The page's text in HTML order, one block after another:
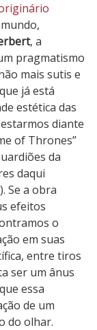
, a
pragmatismo
mais sutis e
já está
estética das
diante
of Thrones”
da
daqui
Se a obra
efeitos
o
em suas
entre tiros
ser um ânus
essa
de um
do olhar.